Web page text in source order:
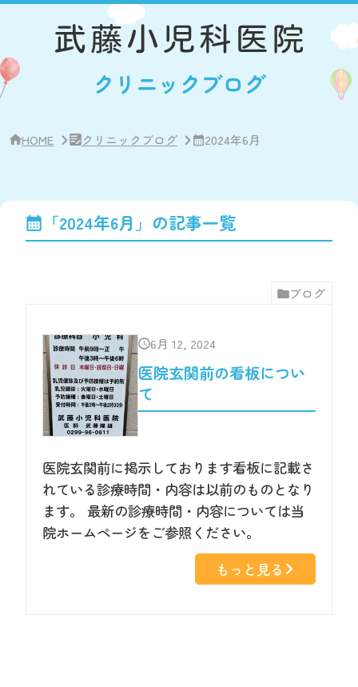
サ
ー・
ク
リ
クリニックブログ
HOME クリニックブログ 2024年6月
「2024年6月」の記事一覧
ブログ
6月 12, 2024
医院玄関前の看板につい
て
医院玄関前に掲示しております看板に記載さ
れている診療時間・内容は以前のものとなり
ます。 最新の診療時間・内容については当
院ホームページをご参照ください。
もっと見る